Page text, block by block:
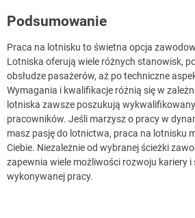
Podsumowanie
Praca na lotnisku to świetna opcja
Lotniska oferują wiele różnych stanowisk,
obsłudze pasażerów, aż po techniczne
Wymagania i kwalifikacje różnią się w
lotniska zawsze poszukują
pracowników. Jeśli marzysz o pracy w
masz pasję do lotnictwa, praca na lotnisku
Ciebie. Niezależnie od wybranej ścieżki
zapewnia wiele możliwości rozwoju kariery i
wykonywanej pracy.